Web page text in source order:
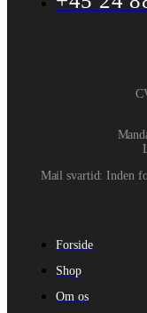
Mail svartid: Inden
Forside
Shop
Om os